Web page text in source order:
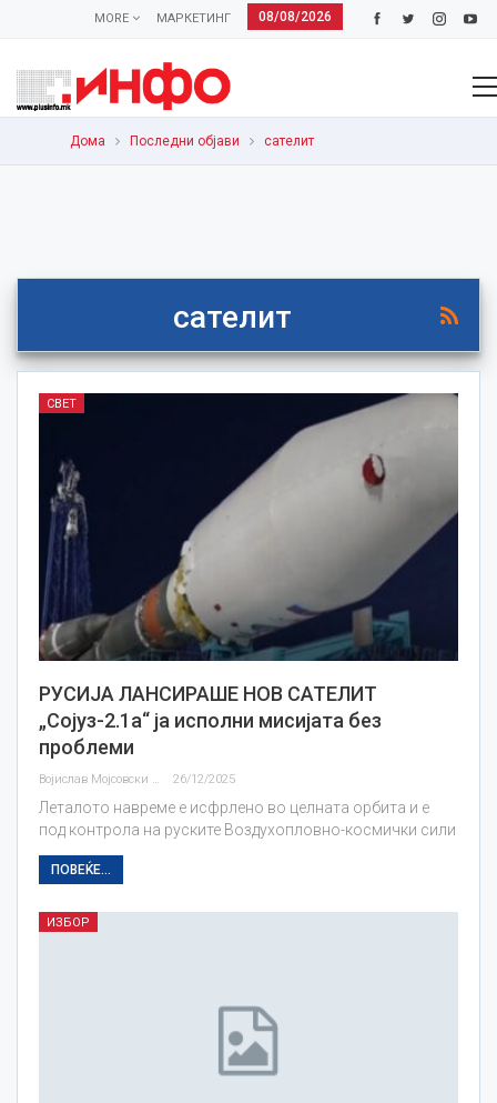
08/08/2026
МАРКЕТИНГ
MORE
Дома Последни објави сателит
сателит
СВЕТ
РУСИЈА ЛАНСИРАШЕ НОВ САТЕЛИТ
„Сојуз-2.1а“ ја исполни мисијата без
проблеми
Војислав Мојсовски 26/12/2025
Леталото навреме е исфрлено во целната орбита и е
под контрола на руските Воздухопловно-космички сили
ПОВЕЌЕ...
ИЗБОР